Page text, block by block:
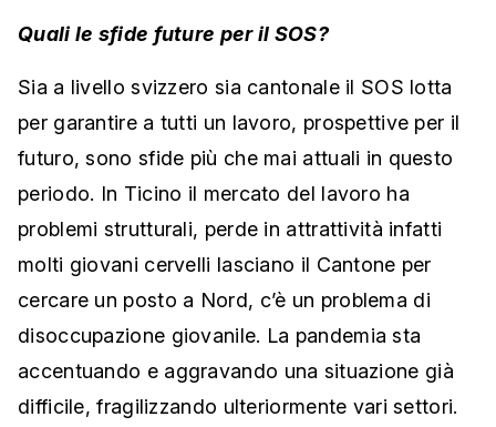
Quali le sfide future per il SOS?
Sia a livello svizzero sia cantonale il SOS lotta
per garantire a tutti un lavoro, prospettive per il
futuro, sono sfide più che mai attuali in questo
periodo. In Ticino il mercato del lavoro ha
problemi strutturali, perde in attrattività infatti
molti giovani cervelli lasciano il Cantone per
cercare un posto a Nord, c’è un problema di
disoccupazione giovanile. La pandemia sta
accentuando e aggravando una situazione già
difficile, fragilizzando ulteriormente vari settori.